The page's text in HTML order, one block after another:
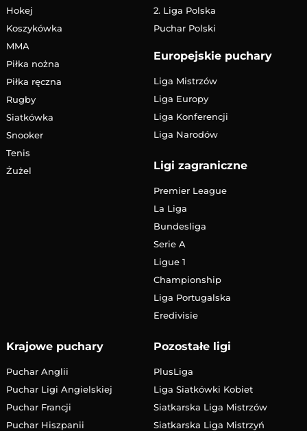
Hokej
Koszykówka
MMA
Piłka nożna
Piłka ręczna
Rugby
Siatkówka
Snooker
Tenis
Żużel
2. Liga Polska
Puchar Polski
Europejskie puchary
Liga Mistrzów
Liga Europy
Liga Konferencji
Liga Narodów
Ligi zagraniczne
Premier League
La Liga
Bundesliga
Serie A
Ligue 1
Championship
Liga Portugalska
Eredivisie
Krajowe puchary
Puchar Anglii
Puchar Ligi Angielskiej
Puchar Francji
Puchar Hiszpanii
Pozostałe ligi
PlusLiga
Liga Siatkówki Kobiet
Siatkarska Liga Mistrzów
Siatkarska Liga Mistrzyń